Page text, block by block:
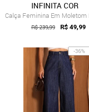
INFINITA COR
R$ 239,99 R$ 49,99
-36%